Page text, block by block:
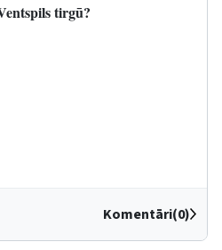
tirgū?
Komentāri(0)